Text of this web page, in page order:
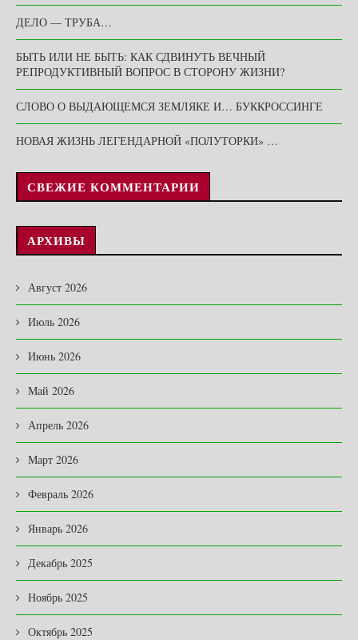
ДЕЛО — ТРУБА…
БЫТЬ ИЛИ НЕ БЫТЬ: КАК СДВИНУТЬ ВЕЧНЫЙ
РЕПРОДУКТИВНЫЙ ВОПРОС В СТОРОНУ ЖИЗНИ?
СЛОВО О ВЫДАЮЩЕМСЯ ЗЕМЛЯКЕ И… БУККРОССИНГЕ
НОВАЯ ЖИЗНЬ ЛЕГЕНДАРНОЙ «ПОЛУТОРКИ» …
СВЕЖИЕ КОММЕНТАРИИ
АРХИВЫ
Август 2026
Июль 2026
Июнь 2026
Май 2026
Апрель 2026
Март 2026
Февраль 2026
Январь 2026
Декабрь 2025
Ноябрь 2025
Октябрь 2025